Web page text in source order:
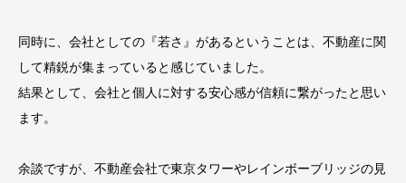
同時に、会社としての『若さ』があるということは、不動産に関
して精鋭が集まっていると感じていました。
結果として、会社と個人に対する安心感が信頼に繋がったと思い
ます。
余談ですが、不動産会社で東京タワーやレインボーブリッジの見